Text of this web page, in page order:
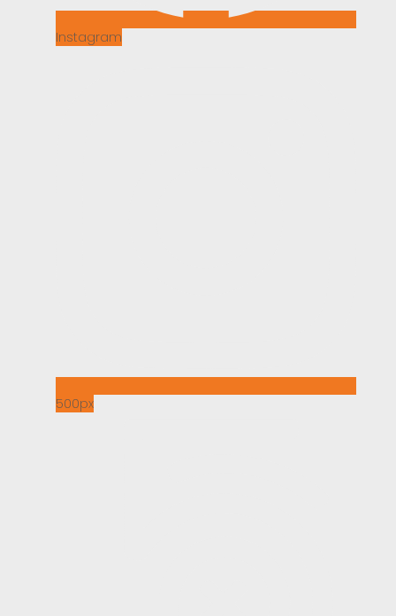
Instagram
500px